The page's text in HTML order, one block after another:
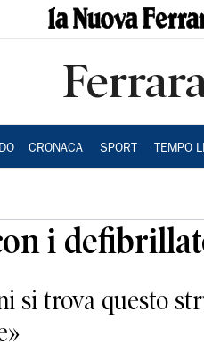
CRONACA SPORT TEMPO
i
si trova questo